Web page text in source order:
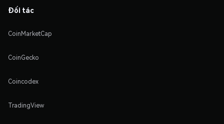
Đối tác
CoinMarketCap
CoinGecko
Coincodex
TradingView